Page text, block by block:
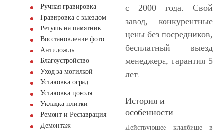
Ручная гравировка
Гравировка с выездом
Ретушь на памятник
Восстановление фото
Антидождь
Благоустройство
Уход за могилкой
Установка оград
Установка цоколя
Укладка плитки
Ремонт и Реставрация
Демонтаж
с 2000 года. Свой
завод, конкурентные
цены без посредников,
бесплатный выезд
менеджера, гарантия 5
лет.
История и
особенности
Действующее кладбище в